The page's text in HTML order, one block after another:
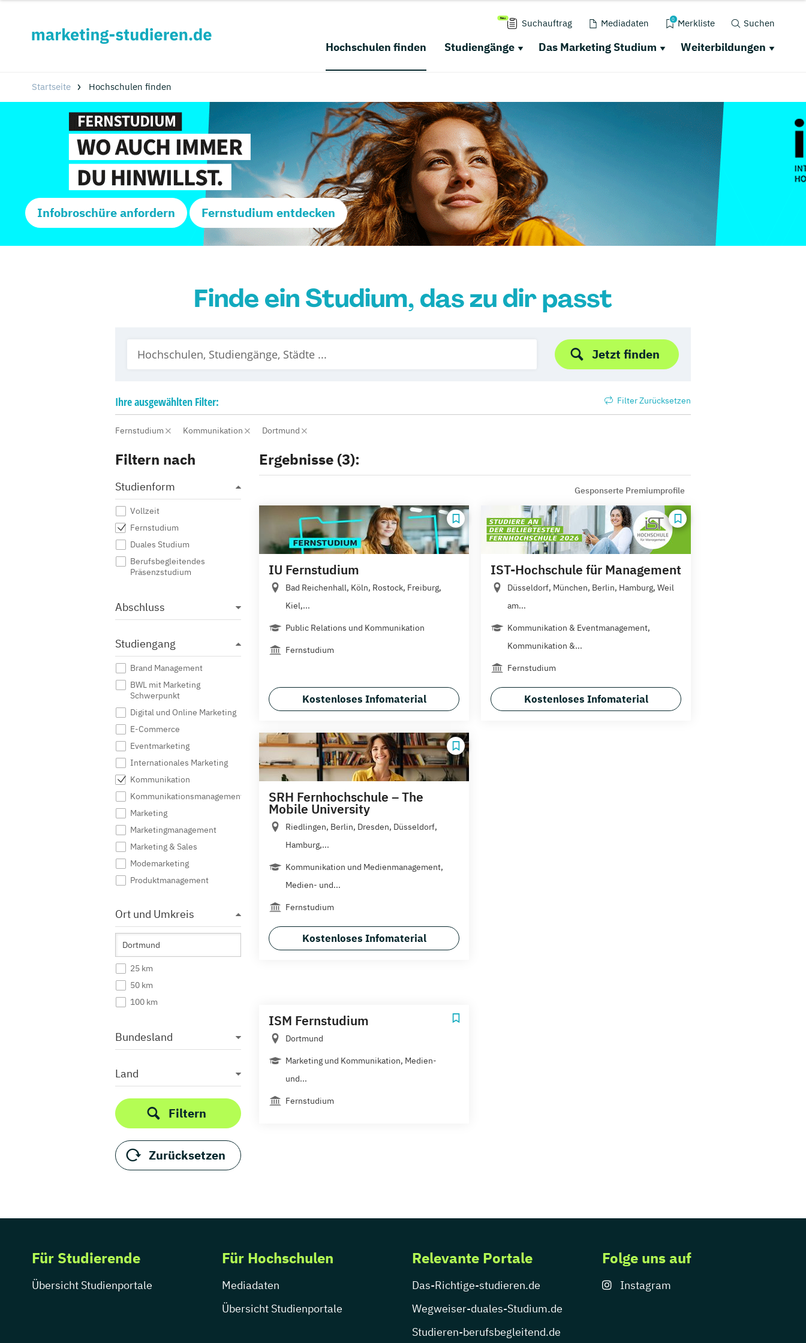
Suchauftrag Mediadaten 0 Merkliste Suchen
Hochschulen finden Studiengänge Das Marketing Studium Weiterbildungen
Startseite Hochschulen finden
Infobroschüre anfordern Fernstudium entdecken
Finde ein Studium, das zu dir passt
Jetzt finden
Ihreausgewählten Filter: Filter Zurücksetzen
Fernstudium Kommunikation Dortmund
Filtern nach
Studienform
Vollzeit
Fernstudium
Duales Studium
Berufsbegleitendes
Präsenzstudium
Abschluss
Studiengang
Brand Management
BWL mit Marketing
Schwerpunkt
Digital und Online Marketing
E-Commerce
Eventmarketing
Internationales Marketing
Kommunikation
Kommunikationsmanagement
Marketing
Marketingmanagement
Marketing & Sales
Modemarketing
Produktmanagement
Sportmarketing
Tourismus Marketing
Unternehmenskommunikation
Werbung
Wirtschaftskommunikation
Ort und Umkreis
25 km
50 km
100 km
Bundesland
Land
Filtern
Zurücksetzen
Ergebnisse (3):
Gesponserte Premiumprofile
IU Fernstudium
Bad Reichenhall, Köln, Rostock, Freiburg,
Kiel,...
Public Relations und Kommunikation
Fernstudium
Kostenloses Infomaterial
IST-Hochschule für Management
Düsseldorf, München, Berlin, Hamburg, Weil
am...
Kommunikation & Eventmanagement,
Kommunikation &...
Fernstudium
Kostenloses Infomaterial
SRH Fernhochschule – The
Mobile University
Riedlingen, Berlin, Dresden, Düsseldorf,
Hamburg,...
Kommunikation und Medienmanagement,
Medien- und...
Fernstudium
Kostenloses Infomaterial
ISM Fernstudium
Dortmund
Marketing und Kommunikation, Medien-
und...
Fernstudium
Für Studierende
Übersicht Studienportale
Für Hochschulen
Mediadaten
Übersicht Studienportale
Relevante Portale
Das-Richtige-studieren.de
Wegweiser-duales-Studium.de
Studieren-berufsbegleitend.de
Folge uns auf
Instagram